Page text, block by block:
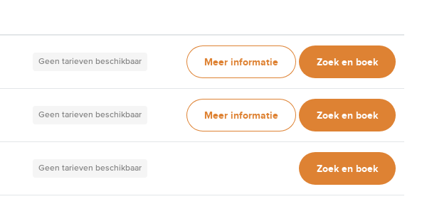
Geen tarieven beschikbaar Meer informatie Zoek en boek
Geen tarieven beschikbaar Meer informatie Zoek en boek
Geen tarieven beschikbaar Zoek en boek